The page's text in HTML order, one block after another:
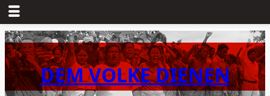
Zum
Inhalt
springenDEM VOLKE DIENEN